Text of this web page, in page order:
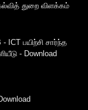
துறை விளக்கம்
ICT பயிற்சி சார்ந்த
- Download